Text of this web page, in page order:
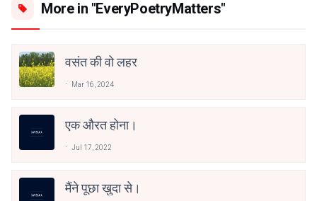
More in "EveryPoetryMatters"
वसंत की वो लहर
Mar 16, 2024
एक औरत होना।
Jul 17, 2022
मैंने पूछा खुदा से।